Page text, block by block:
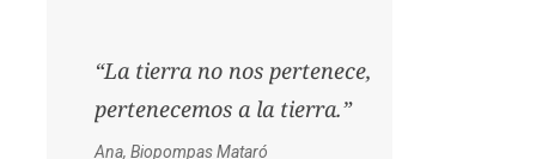
“La tierra no nos pertenece,
pertenecemos a la tierra.”
Ana, Biopompas Mataró